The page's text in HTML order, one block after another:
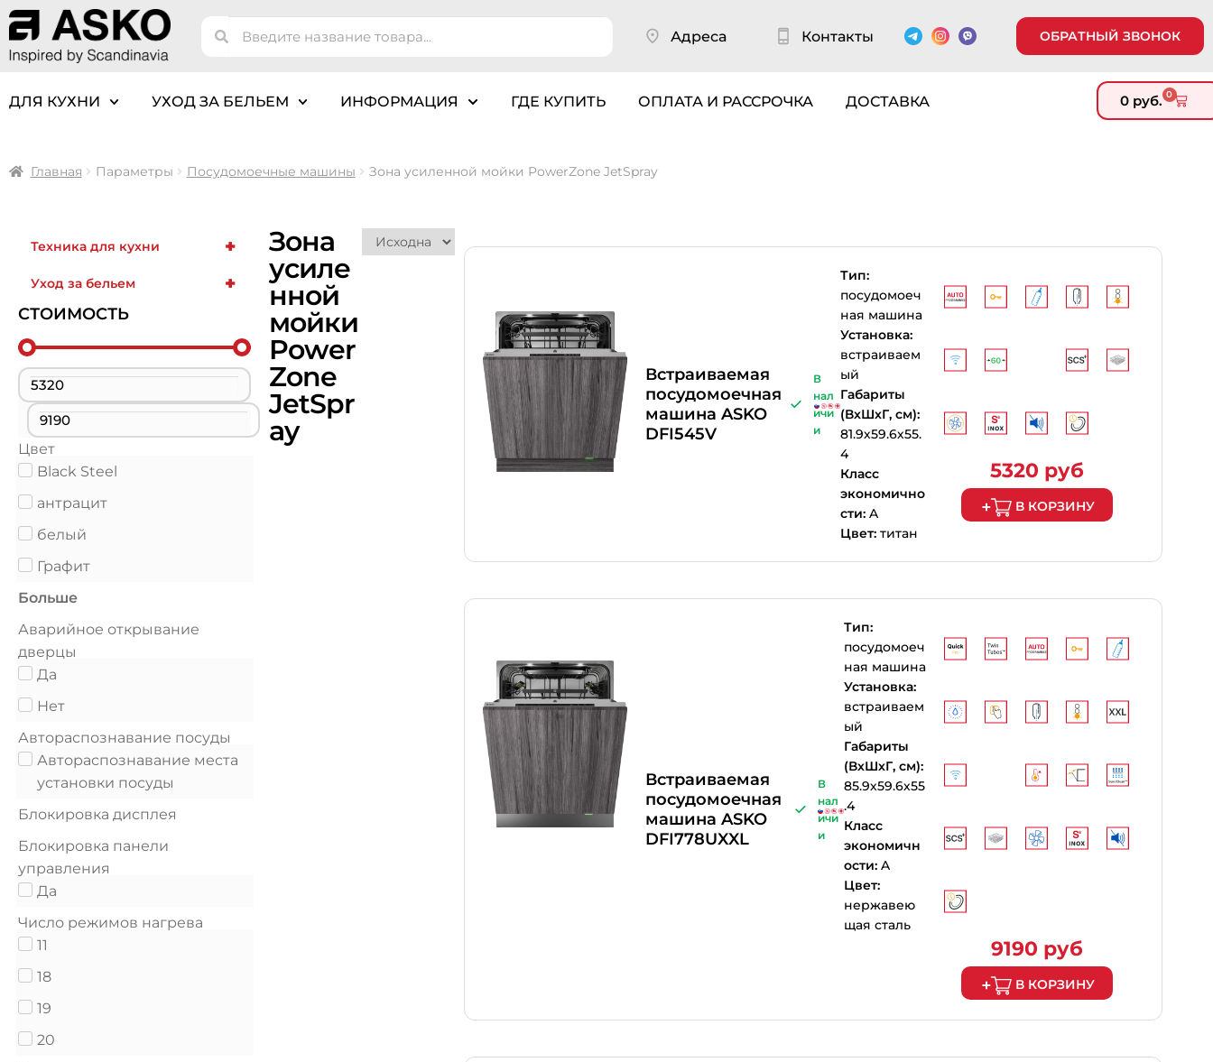
Адреса Контакты ОБРАТНЫЙ ЗВОНОК
ДЛЯ КУХНИ УХОД ЗА БЕЛЬЕМ ИНФОРМАЦИЯ ГДЕ КУПИТЬ ОПЛАТА И РАССРОЧКА ДОСТАВКА 0 руб. 0
Главная Параметры Посудомоечные машины Зона усиленной мойки PowerZone JetSpray
+
Техника для кухни
+
Уход за бельем
СТОИМОСТЬ
Цвет
Black Steel
антрацит
белый
Графит
Больше
Аварийное открывание
дверцы
Да
Нет
Автораспознавание посуды
Автораспознавание места
установки посуды
Блокировка дисплея
Блокировка панели
управления
Да
Число режимов нагрева
11
18
19
20
Зона
усиле
нной
мойки
Power
Zone
JetSpr
ay
Встраиваемая
посудомоечная
машина ASKO
DFI545V
В
нал
ичи
и
Тип:
посудомоеч
ная машина
Установка:
встраиваем
ый
Габариты
(ВхШхГ, см):
81.9х59.6х55.
4
Класс
экономично
сти:A
Цвет:титан
5320 руб
В КОРЗИНУ
Встраиваемая
посудомоечная
машина ASKO
DFI778UXXL
В
нал
ичи
и
Тип:
посудомоеч
ная машина
Установка:
встраиваем
ый
Габариты
(ВхШхГ, см):
85.9х59.6х55
.4
Класс
экономичн
ости: A
Цвет:
нержавею
щая сталь
9190 руб
В КОРЗИНУ